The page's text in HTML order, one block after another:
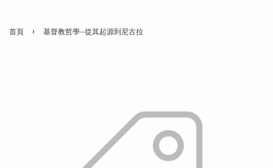
首頁 › 基督教哲學--從其起源到尼古拉